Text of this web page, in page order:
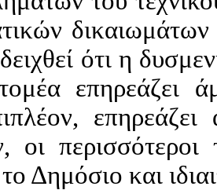
ότι η
επηρεάζει
οι
Δημόσιο και